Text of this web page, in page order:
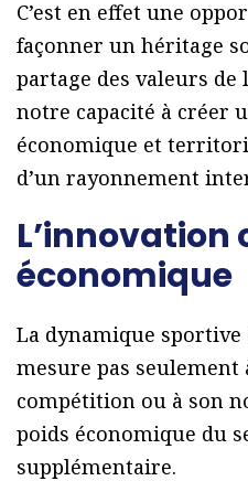
C’est en effet une
façonner un héritage
partage des valeurs de
notre capacité à créer
économique et
d’un rayonnement
économique
La dynamique
mesure pas seulement
compétition ou à son
poids économique du
supplémentaire.